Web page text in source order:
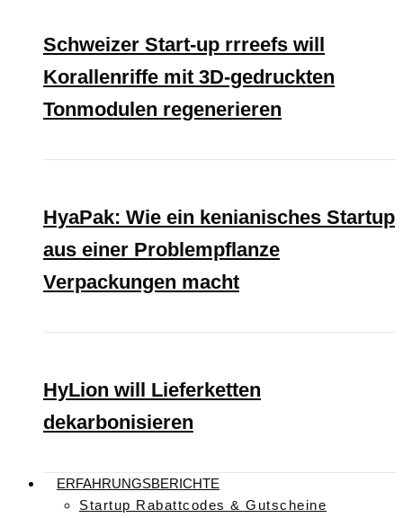
Schweizer Start-up rrreefs will
Korallenriffe mit 3D-gedruckten
Tonmodulen regenerieren
HyaPak: Wie ein kenianisches Startup
aus einer Problempflanze
Verpackungen macht
HyLion will Lieferketten
dekarbonisieren
ERFAHRUNGSBERICHTE
Startup Rabattcodes & Gutscheine